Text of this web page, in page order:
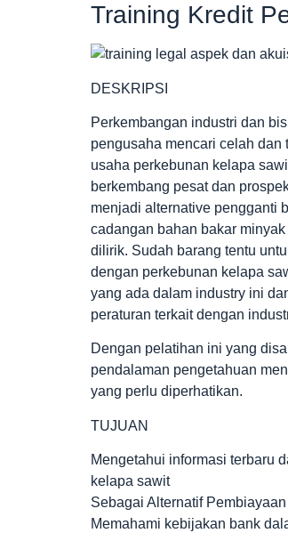
Training Kredit
DESKRIPSI
Perkembangan industri dan
pengusaha mencari celah
usaha perkebunan kelapa
berkembang pesat dan
menjadi alternative pengganti
cadangan bahan bakar
dilirik. Sudah barang tentu
dengan perkebunan kelapa
yang ada dalam industry ini
peraturan terkait dengan
Dengan pelatihan ini yang
pendalaman pengetahuan
yang perlu diperhatikan.
TUJUAN
Mengetahui informasi terbaru
kelapa sawit
Sebagai Alternatif
Memahami kebijakan bank